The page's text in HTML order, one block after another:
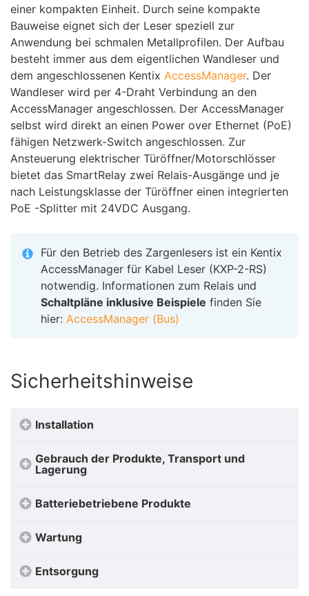
einer kompakten Einheit. Durch seine kompakte
Bauweise eignet sich der Leser speziell zur
Anwendung bei schmalen Metallprofilen. Der Aufbau
besteht immer aus dem eigentlichen Wandleser und
dem angeschlossenen Kentix AccessManager. Der
Wandleser wird per 4-Draht Verbindung an den
AccessManager angeschlossen. Der AccessManager
selbst wird direkt an einen Power over Ethernet (PoE)
fähigen Netzwerk-Switch angeschlossen. Zur
Ansteuerung elektrischer Türöffner/Motorschlösser
bietet das SmartRelay zwei Relais-Ausgänge und je
nach Leistungsklasse der Türöffner einen integrierten
PoE -Splitter mit 24VDC Ausgang.
Für den Betrieb des Zargenlesers ist ein Kentix
AccessManager für Kabel Leser (KXP-2-RS)
notwendig. Informationen zum Relais und
Schaltpläne inklusive Beispiele finden Sie
hier: AccessManager (Bus)
Sicherheitshinweise
Installation
Gebrauch der Produkte, Transport und
Lagerung
Batteriebetriebene Produkte
Wartung
Entsorgung